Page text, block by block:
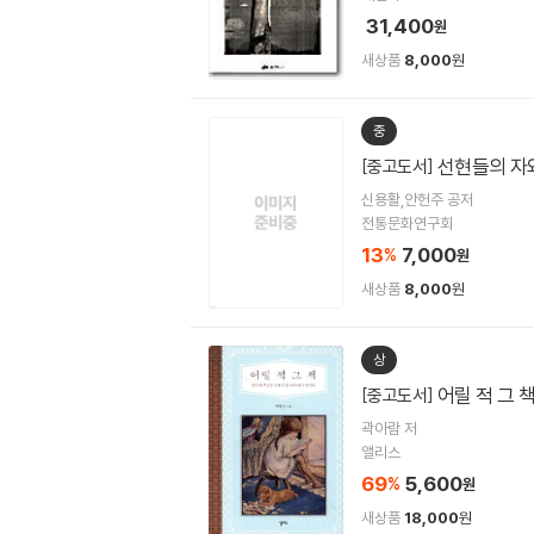
31,400원
새상품 8,000원
중
[중고도서] 선현들의 자
신용활,안헌주 공저
전통문화연구회
13% 7,000원
새상품 8,000원
상
[중고도서] 어릴 적 그 책
곽아람 저
앨리스
69% 5,600원
새상품 18,000원